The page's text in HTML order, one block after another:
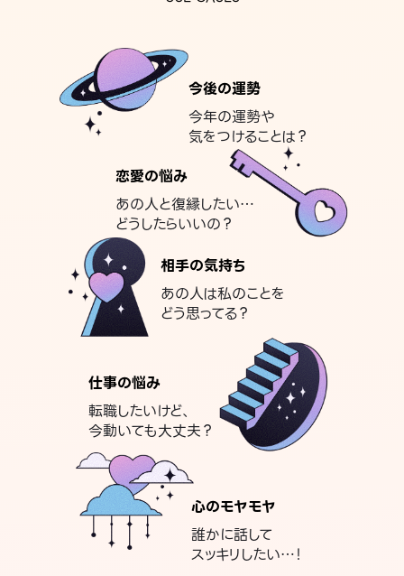
今後の運勢
今年の運勢や
気をつけることは？
恋愛の悩み
あの人と復縁したい…
どうしたらいいの？
相手の気持ち
あの人は私のことを
どう思ってる？
仕事の悩み
転職したいけど、
今動いても大丈夫？
心のモヤモヤ
誰かに話して
スッキリしたい…！